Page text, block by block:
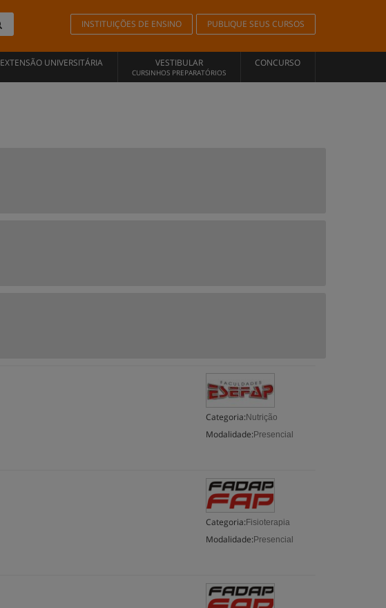
INSTITUIÇÕES DE ENSINO PUBLIQUE SEUS CURSOS
EXTENSÃO UNIVERSITÁRIA VESTIBULAR
CURSINHOS PREPARATÓRIOS
CONCURSO
Categoria: Nutrição
Modalidade: Presencial
Categoria: Fisioterapia
Modalidade: Presencial